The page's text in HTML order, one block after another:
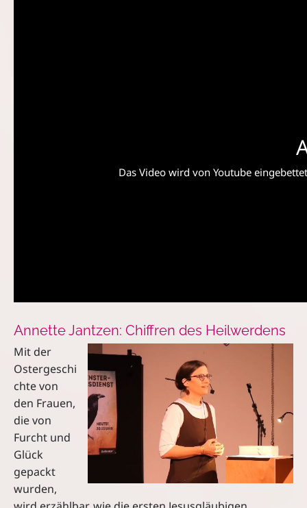
Das Video wird von Youtube
Annette Jantzen: Chiffren des Heilwerdens
Mit der
Ostergeschi
chte von
den Frauen,
die von
Furcht und
Glück
gepackt
wurden,